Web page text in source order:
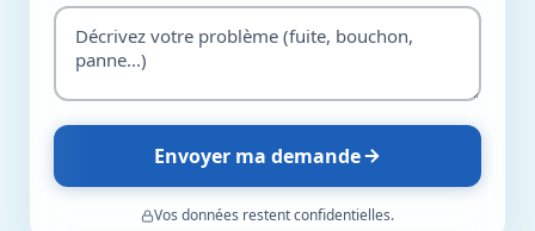
Envoyer ma demande
Vos données restent confidentielles.